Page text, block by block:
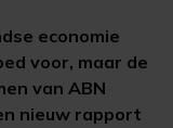
economie
voor, maar de
van ABN
nieuw rapport